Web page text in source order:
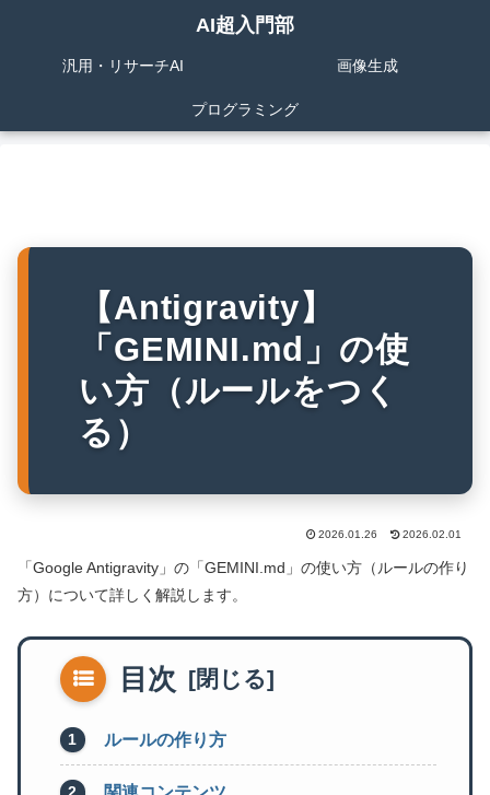
AI超入門部
汎用・リサーチAI 画像生成
プログラミング
【Antigravity】
「GEMINI.md」の使
い方（ルールをつく
る）
2026.01.26 2026.02.01
「Google Antigravity」の「GEMINI.md」の使い方（ルールの作り
方）について詳しく解説します。
目次
ルールの作り方